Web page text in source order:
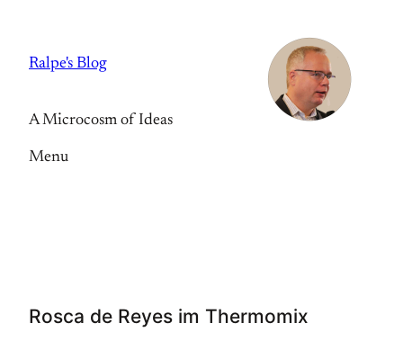
content
Ralpe's Blog
A Microcosm of Ideas
Menu
Rosca de Reyes im Thermomix